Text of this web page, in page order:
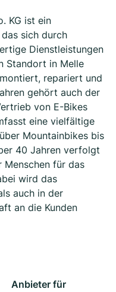
KG ist ein
sich durch
Dienstleistungen
Standort in Melle
repariert und
gehört auch der
von E-Bikes
eine vielfältige
Mountainbikes bis
40 Jahren verfolgt
Menschen für das
wird das
auch in der
an die Kunden
Anbieter für